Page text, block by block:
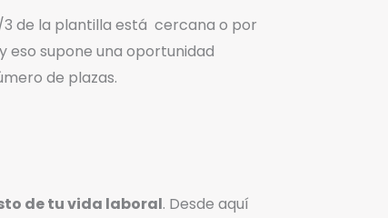
3 de la plantilla está cercana o por
eso supone una oportunidad
de plazas.
de tu vida laboral. Desde aquí